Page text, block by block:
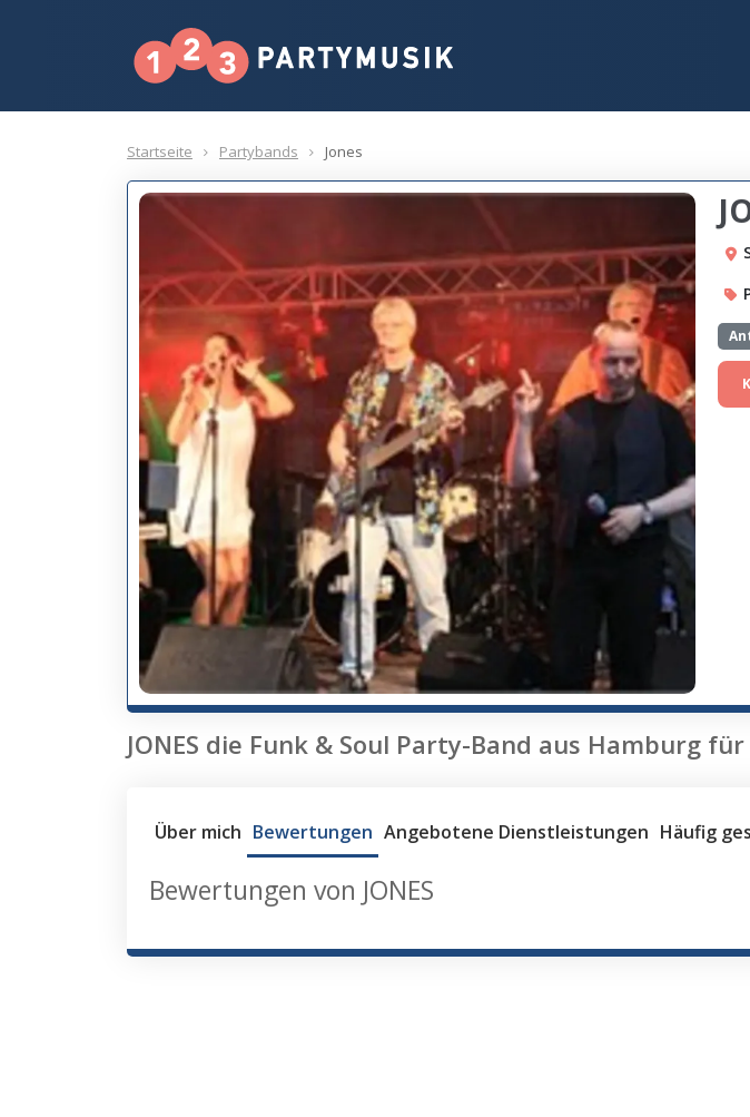
Startseite Partybands Jones
JONES die Funk & Soul Party-Band aus Hamburg
Über mich Bewertungen Angebotene Dienstleistungen Häufig
Bewertungen von JONES